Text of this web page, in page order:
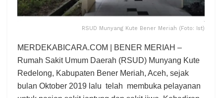
RSUD Munyang Kute Bener Meriah (Foto: Ist)
MERDEKABICARA.COM | BENER MERIAH –
Rumah Sakit Umum Daerah (RSUD) Munyang Kute
Redelong, Kabupaten Bener Meriah, Aceh, sejak
bulan Oktober 2019 lalu telah membuka pelayanan